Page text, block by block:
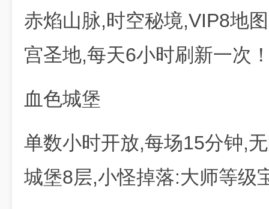
赤焰山脉,时空秘境,VIP8地
宫圣地,每天6小时刷新一次
血色城堡
单数小时开放,每场15分钟,
城堡8层,小怪掉落:大师等级